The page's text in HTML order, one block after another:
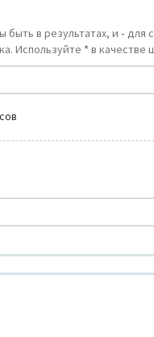
в результатах, и - для
Используйте *в качестве